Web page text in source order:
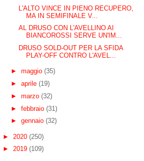
L'ALTO VINCE IN PIENO RECUPERO,
MA IN SEMIFINALE V...
AL DRUSO CON L'AVELLINO AI
BIANCOROSSI SERVE UN'IM...
DRUSO SOLD-OUT PER LA SFIDA
PLAY-OFF CONTRO L'AVEL...
► maggio (35)
► aprile (19)
► marzo (32)
► febbraio (31)
► gennaio (32)
► 2020 (250)
► 2019 (109)